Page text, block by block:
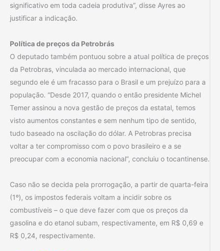
significativo em toda cadeia produtiva”, disse Ayres ao
justificar a indicação.
Política de preços da Petrobrás
O deputado também pontuou sobre a atual política de preços
da Petrobras, vinculada ao mercado internacional, que
segundo ele é um fracasso para o Brasil e um prejuízo para a
população. “Desde 2017, quando o então presidente Michel
Temer assinou a nova gestão de preços da estatal, temos
visto aumentos constantes e sem nenhum tipo de sentido,
tudo baseado na oscilação do dólar. A Petrobras precisa
voltar a ter compromisso com o povo brasileiro e a se
preocupar com a economia nacional”, concluiu o tocantinense.
Caso não se decida pela prorrogação, a partir de quarta-feira
(1º), os impostos federais voltam a incidir sobre os
combustíveis – o que deve fazer com que os preços da
gasolina e do etanol subam, respectivamente, em R$ 0,69 e
R$ 0,24, respectivamente.